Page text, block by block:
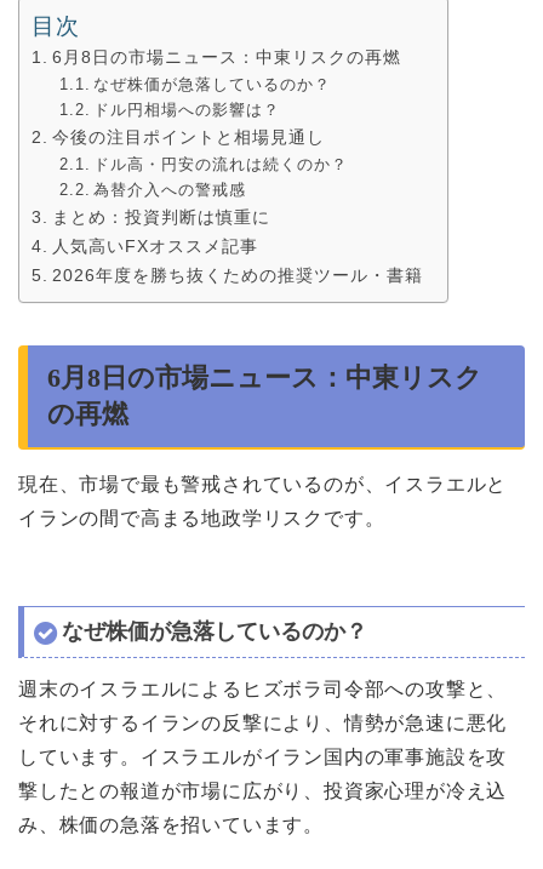
目次
6月8日の市場ニュース：中東リスクの再燃
なぜ株価が急落しているのか？
ドル円相場への影響は？
今後の注目ポイントと相場見通し
ドル高・円安の流れは続くのか？
為替介入への警戒感
まとめ：投資判断は慎重に
人気高いFXオススメ記事
2026年度を勝ち抜くための推奨ツール・書籍
6月8日の市場ニュース：中東リスク
の再燃
現在、市場で最も警戒されているのが、イスラエルと
イランの間で高まる地政学リスクです。
なぜ株価が急落しているのか？
週末のイスラエルによるヒズボラ司令部への攻撃と、
それに対するイランの反撃により、情勢が急速に悪化
しています。イスラエルがイラン国内の軍事施設を攻
撃したとの報道が市場に広がり、投資家心理が冷え込
み、株価の急落を招いています。